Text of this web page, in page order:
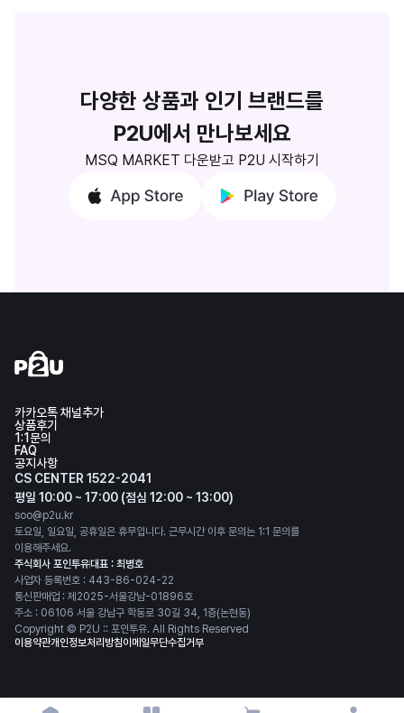
카카오톡 채널추가
상품후기
1:1문의
FAQ
공지사항
CS CENTER 1522-2041
평일 10:00 ~ 17:00 (점심 12:00 ~ 13:00)
soo@p2u.kr
토요일, 일요일, 공휴일은 휴무입니다. 근무시간 이후 문의는 1:1 문의를
이용해주세요.
주식회사 포인투유대표 : 최병호
사업자 등록번호 : 443-86-024-22
통신판매업 : 제2025-서울강남-01896호
주소 : 06106 서울 강남구 학동로 30길 34, 1층(논현동)
Copyright © P2U :: 포인투유. All Rights Reserved
이용약관개인정보처리방침이메일무단수집거부